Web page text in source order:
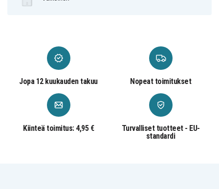
Täältä löydätSign Powerbankin 20000mAh
Jopa 12 kuukauden takuu Nopeat toimitukset
Kiinteä toimitus: 4,95 €
Turvalliset tuotteet - EU-
standardi